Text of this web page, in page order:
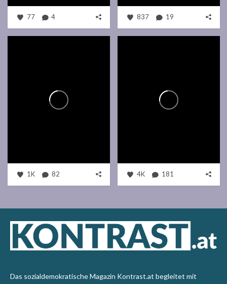
77 4 837 19
1K 82 4K 181
Das sozialdemokratische Magazin Kontrast.at begleitet mit